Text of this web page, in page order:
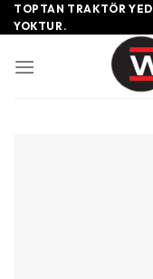
Skip
to
TOPTAN TRAKTÖR
YOKTUR.